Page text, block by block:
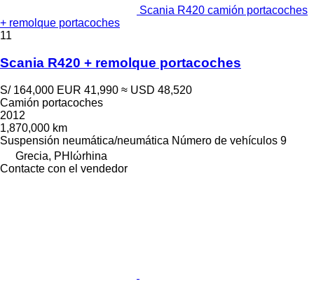
Scania R420 camión portacoches
+ remolque portacoches
11
Scania R420 + remolque portacoches
S/ 164,000 EUR 41,990 ≈ USD 48,520
Camión portacoches
2012
1,870,000 km
Suspensión neumática/neumática Número de vehículos 9
Grecia, PHlώrhina
Contacte con el vendedor